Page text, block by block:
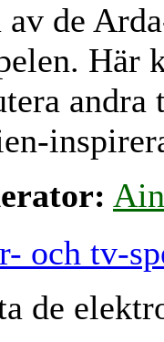
de
Här
andra
och tv-
de